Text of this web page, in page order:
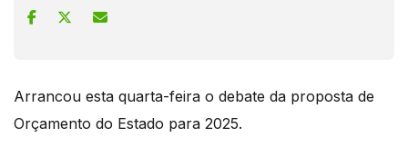
Arrancou esta quarta-feira o debate da proposta de
Orçamento do Estado para 2025.